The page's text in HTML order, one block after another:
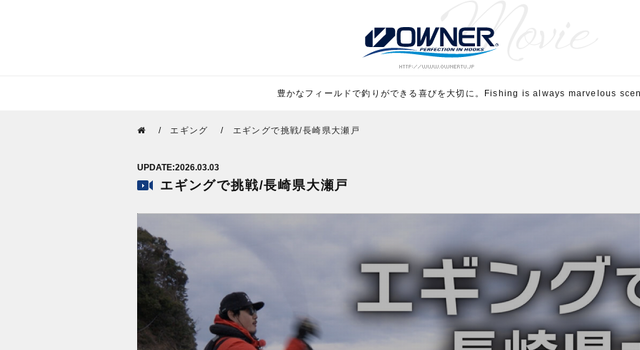
豊かなフィールドで釣りができる喜びを大切に。Fishing is always marvelous
エギング エギングで挑戦/長崎県大瀬戸
2026.03.03
エギングで挑戦/長崎県大瀬戸